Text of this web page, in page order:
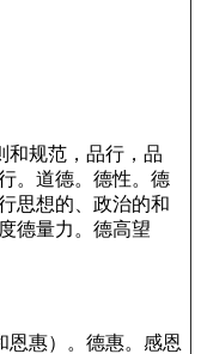
和规范，品行，品
。道德。德性。德
思想的、政治的和
德量力。德高望
恩惠）。德惠。感恩